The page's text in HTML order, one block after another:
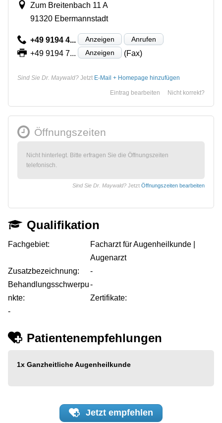
Zum Breitenbach 11 A
91320 Ebermannstadt
+49 9194 4... Anzeigen Anrufen
+49 9194 7... Anzeigen (Fax)
Sind Sie Dr. Maywald? Jetzt E-Mail + Homepage hinzufügen
Nicht korrekt?
Eintrag bearbeiten
Öffnungszeiten
Nicht hinterlegt. Bitte erfragen Sie die Öffnungszeiten
telefonisch.
Sind Sie Dr. Maywald? Jetzt Öffnungszeiten bearbeiten
Qualifikation
Fachgebiet:
Facharzt für Augenheilkunde |
Augenarzt
Zusatzbezeichnung:
-
Behandlungsschwerpu
nkte:
-
Zertifikate:
-
Patientenempfehlungen
1x Ganzheitliche Augenheilkunde
Jetzt empfehlen